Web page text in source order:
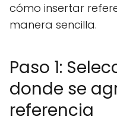
cómo insertar
manera sencilla.
Paso 1:
donde se
referencia